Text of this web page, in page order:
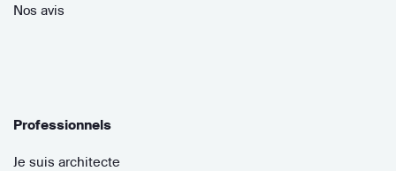
Nos avis
Professionnels
Je suis architecte